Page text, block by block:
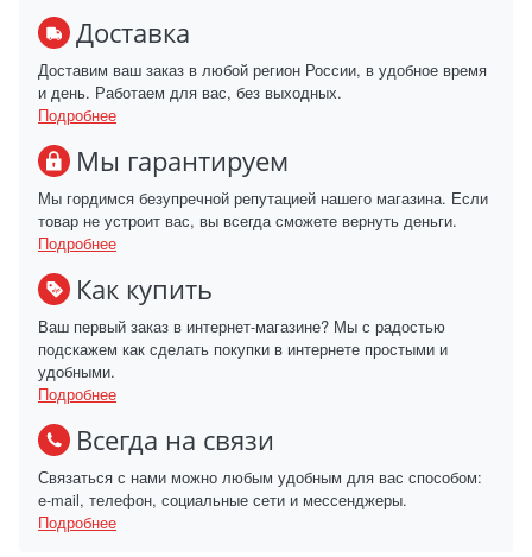
Доставка
Доставим ваш заказ в любой регион России, в удобное время
и день. Работаем для вас, без выходных.
Подробнее
Мы гарантируем
Мы гордимся безупречной репутацией нашего магазина. Если
товар не устроит вас, вы всегда сможете вернуть деньги.
Подробнее
Как купить
Ваш первый заказ в интернет-магазине? Мы с радостью
подскажем как сделать покупки в интернете простыми и
удобными.
Подробнее
Всегда на связи
Связаться с нами можно любым удобным для вас способом:
e-mail, телефон, социальные сети и мессенджеры.
Подробнее